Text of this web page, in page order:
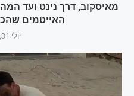
מאיסקוב, דרך נינט ועד
האייטמים
יולי 31, 2025